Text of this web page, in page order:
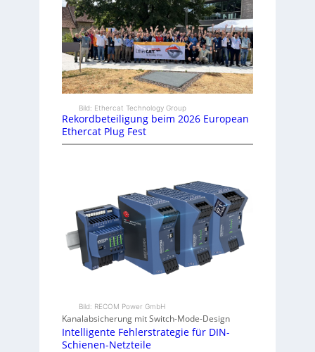
Bild: Ethercat Technology Group
Rekordbeteiligung beim 2026 European
Ethercat Plug Fest
Bild: RECOM Power GmbH
Kanalabsicherung mit Switch-Mode-Design
Intelligente Fehlerstrategie für DIN-
Schienen-Netzteile